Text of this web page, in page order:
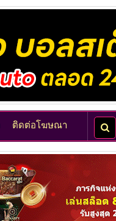
ติดต่อโฆษณา